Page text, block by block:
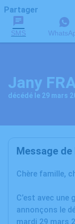
Partager
SMS
Jany
décédé le 29 mars
Message
Chère famille,
C’est avec
annonçons le
mardi 29 mars